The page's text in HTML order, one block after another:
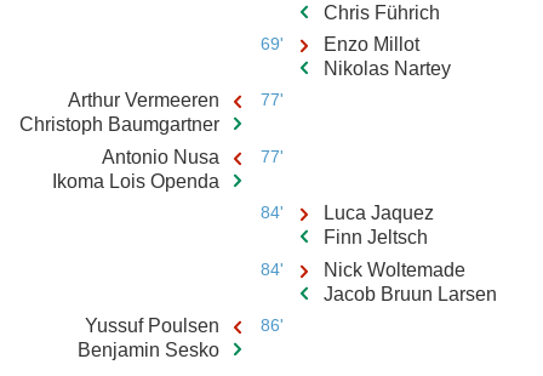
Chris Führich
69'
Enzo Millot
Nikolas Nartey
Arthur Vermeeren
Christoph Baumgartner
77'
Antonio Nusa
Ikoma Lois Openda
77'
84'
Luca Jaquez
Finn Jeltsch
84'
Nick Woltemade
Jacob Bruun Larsen
Yussuf Poulsen
Benjamin Sesko
86'